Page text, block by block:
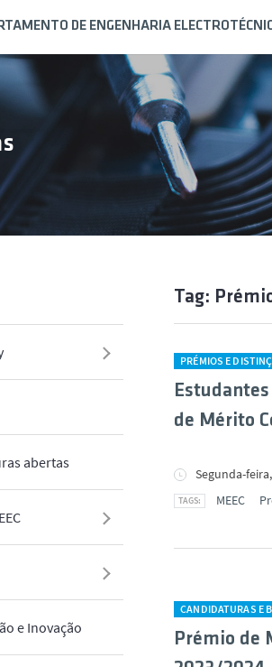
DE ENGENHARIA
abertas
e Inovação
Tag:
PRÉMIOS E
de Mérito
Segunda-
MEEC
CANDIDATURAS E
Prémio de